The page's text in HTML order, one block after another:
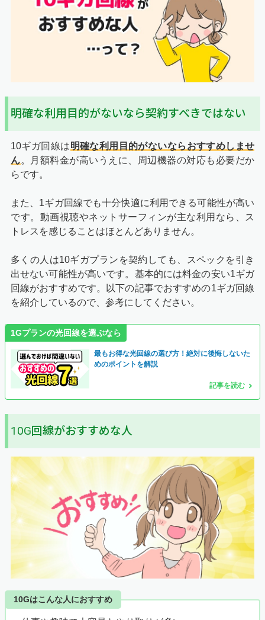
明確な利用目的がないなら契約すべきではない
10ギガ回線は明確な利用目的がないならおすすめしませ
ん。月額料金が高いうえに、周辺機器の対応も必要だか
らです。
また、1ギガ回線でも十分快適に利用できる可能性が高い
です。動画視聴やネットサーフィンが主な利用なら、ス
トレスを感じることはほとんどありません。
多くの人は10ギガプランを契約しても、スペックを引き
出せない可能性が高いです。基本的には料金の安い1ギガ
回線がおすすめです。以下の記事でおすすめの1ギガ回線
を紹介しているので、参考にしてください。
1Gプランの光回線を選ぶなら
最もお得な光回線の選び方！絶対に後悔しないた
めのポイントを解説
記事を読む
10G回線がおすすめな人
10Gはこんな人におすすめ